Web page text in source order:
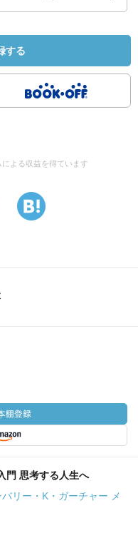
する
よる収益を得ています
門 思考する人生へ
リー・K・ガーチャー メ